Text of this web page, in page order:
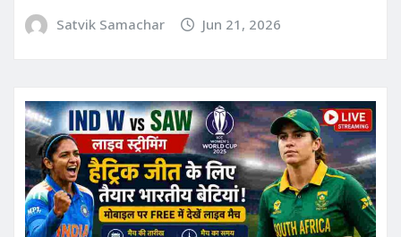
Satvik Samachar Jun 21, 2026